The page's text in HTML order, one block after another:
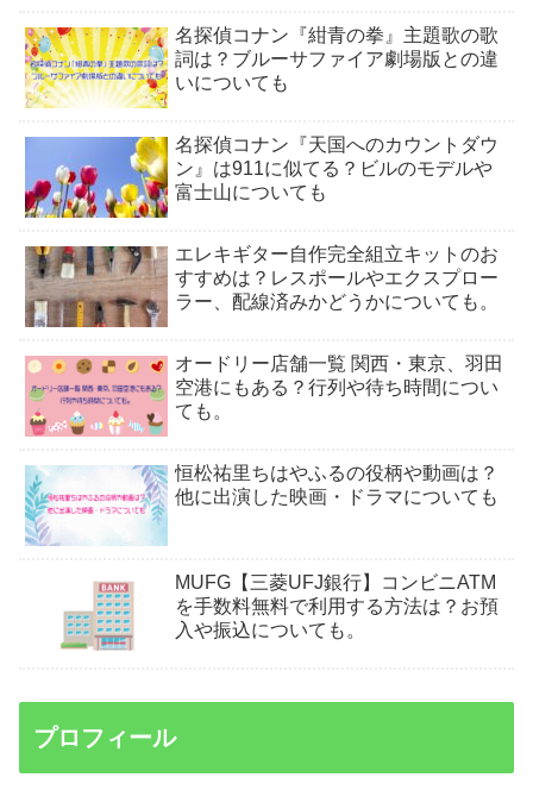
名探偵コナン『紺青の拳』主題歌の歌
詞は？ブルーサファイア劇場版との違
いについても
名探偵コナン『天国へのカウントダウ
ン』は911に似てる？ビルのモデルや
富士山についても
エレキギター自作完全組立キットのお
すすめは？レスポールやエクスプロー
ラー、配線済みかどうかについても。
オードリー店舗一覧 関西・東京、羽田
空港にもある？行列や待ち時間につい
ても。
恒松祐里ちはやふるの役柄や動画は？
他に出演した映画・ドラマについても
MUFG【三菱UFJ銀行】コンビニATM
を手数料無料で利用する方法は？お預
入や振込についても。
プロフィール